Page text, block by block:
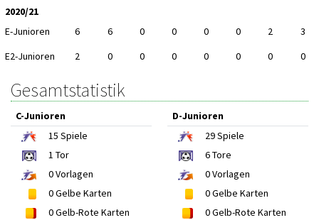
2020/21
E-Junioren
6 6 0 0 0 0 2
3
E2-Junioren
2 0 0 0 0 0 0 0
Gesamtstatistik
C-Junioren
15 Spiele
1 Tor
0Vorlagen
0Gelbe Karten
0Gelb-Rote Karten
D-Junioren
29Spiele
6Tore
0Vorlagen
0Gelbe Karten
0Gelb-Rote Karten